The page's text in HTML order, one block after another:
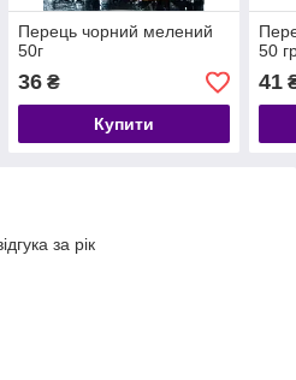
Перець чорний мелений
50г
36₴
Купити
50
41
за рік